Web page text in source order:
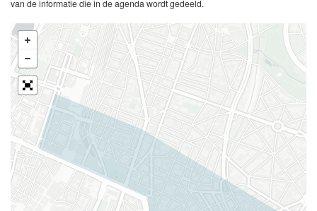
van de informatie die in de agenda wordt gedeeld.